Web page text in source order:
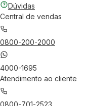
Dúvidas
Central de vendas
0800-200-2000
4000-1695
Atendimento ao cliente
0800-701-2523